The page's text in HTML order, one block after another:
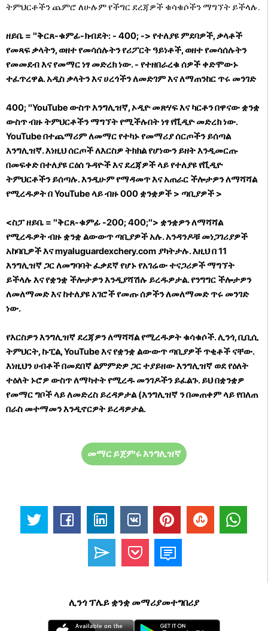
ትምህርቶችን ጨምሮ ለሁሉም የችግር ደረጃዎች ቁሳቁሶችን ማግኘት ይችላሉ.
ዘይቤ = "ቅርጸ-ቁምፊ-ክብደት: - 400; -> የተለያዩ ምደባዎች, ቃላቶች
የመጻፍ ቃላትን, ወዘተ የመሳሰሉትን የሪፖርት ዓይነቶች, ወዘተ የመሳሰሉትን
የመመደብ እና የመማር ነፃ መድረክ ነው. - የተዘበራረቁ ሰዎች ቀድሞውኑ
ተፈጥረዋል. አዲስ ቃላትን እና ሀረጎችን ለመድገም እና ለማጠንከር ጥሩ መንገድ
400; "YouTube ውስጥ እንግሊዝኛ, ኦዲዮ መጽሃፍ እና ካርቶን በዋናው ቋንቋ
ውስጥ ብዙ ትምህርቶችን ማግኘት የሚችሉበት ነፃ የቪዲዮ መድረክ ነው.
YouTube በተጨማሪም ለመማር የተካኑ የመማሪያ ሰርጦችን ይሰጣል
እንግሊዝኛ. እነዚህ ሰርጦች ለእርስዎ ትክክል የሆነውን ይዘት እንዲመርጡ
በመፍቀድ በተለያዩ ርዕሰ ጉዳዮች እና ደረጃዎች ላይ የተለያዩ የቪዲዮ
ትምህርቶችን ይሰጣሉ. እንዲሁም የማዳመጥ እና አጠራር ችሎታዎን ለማሻሻል
የሚረዱዎት በ YouTube ላይ ብዙ 000 ቋንቋዎች > ጣቢያዎች >
<ስፓ ዘይቤ = "ቅርጸ-ቁምፊ -200; 400;"> ቋንቋዎን ለማሻሻል
የሚረዱዎት ብዙ ቋንቋ ልውውጥ ጣቢያዎች አሉ. አንዳንዶቹ መነጋገሪያዎች
አከባቢዎች እና myaluguardexchery.com ያካትታሉ. እዚህ በ 11
እንግሊዝኛ ጋር ለመግባባት ፈቃደኛ የሆኑ የአገሬው ተናጋሪዎች ማግኘት
ይችላሉ እና የቋንቋ ችሎታዎን እንዲያሻሽሉ ይረዱዎታል. የንግግር ችሎታዎን
ለመለማመድ እና ከተለያዩ አገሮች የመጡ ሰዎችን ለመለማመድ ጥሩ መንገድ
ነው.
የእርስዎን እንግሊዝኛ ደረጃዎን ለማሻሻል የሚረዱዎት ቁሳቁሶች. ሊንጎ, ቢቢሲ
ትምህርት, ኩፒል, YouTube እና የቋንቋ ልውውጥ ጣቢያዎች ጥቂቶች ናቸው.
እነዚህን ሀብቶች በመደበኛ ልምምድዎ ጋር ተያይዘው እንግሊዝኛ ወደ የዕለት
ተዕለት ኑሮዎ ውስጥ ለማካተት የሚረዱ መንገዶችን ይፈልጉ. ይህ በቋንቋዎ
የመማር ግቦች ላይ ለመድረስ ይረዳዎታል (እንግሊዝኛ ን በመጠቀም ላይ የበለጠ
በራስ መተማመን እንዲኖርዎት ይረዳዎታል.
መማር ይጀምሩ እንግሊዝኛ
ሊንጎ ፕሌይ ቋንቋ መማሪያመተግበሪያ